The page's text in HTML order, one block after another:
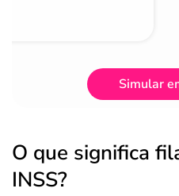
Simular
O que significa
INSS?